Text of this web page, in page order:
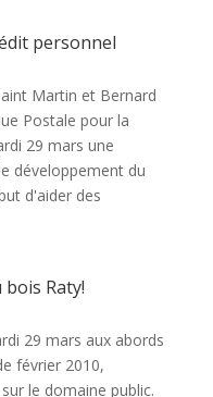
personnel
Martin et Bernard
Postale pour la
29 mars une
développement du
d'aider des
bois Raty!
29 mars aux abords
février 2010,
le domaine public.